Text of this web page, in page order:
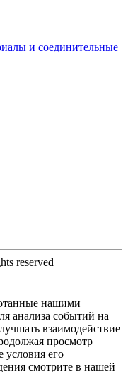
и соединительные
reserved
нашими
анализа событий на
взаимодействие
просмотр
условия его
смотрите в нашей